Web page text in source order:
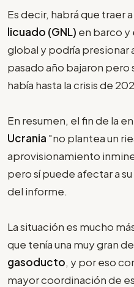
Es decir, habrá que traer a
licuado (GNL) en barco y
global y podría presionar
pasado año bajaron pero
había hasta la crisis de
En resumen, el fin de la
Ucrania "no plantea un
aprovisionamiento
pero sí puede afectar a
del informe.
La situación es mucho
que tenía una muy gran
gasoducto, y por eso
mayor coordinación de